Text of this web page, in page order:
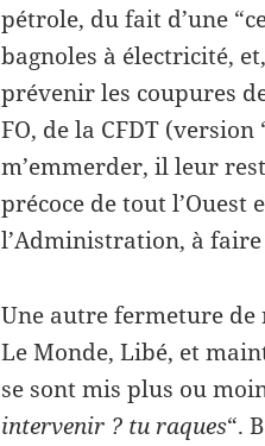
pétrole, du fait d’une
bagnoles à électricité,
prévenir les coupures
FO, de la CFDT
m’emmerder, il leur
précoce de tout
l’Administration, à
Une autre fermeture
Le Monde, Libé, et
se sont mis plus ou
intervenir ? tu raques“.